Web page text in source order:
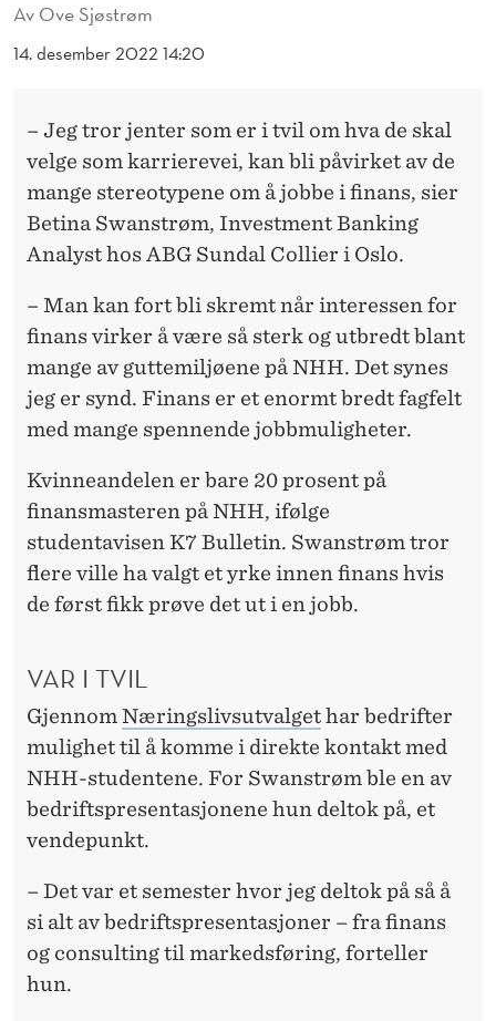
L
Av Ove Sjøstrøm
14. desember 2022 14:20
– Jeg tror jenter som er i tvil om hva de skal
velge som karrierevei, kan bli påvirket av de
mange stereotypene om å jobbe i finans, sier
Betina Swanstrøm, Investment Banking
Analyst hos ABG Sundal Collier i Oslo.
– Man kan fort bli skremt når interessen for
finans virker å være så sterk og utbredt blant
mange av guttemiljøene på NHH. Det synes
jeg er synd. Finans er et enormt bredt fagfelt
med mange spennende jobbmuligheter.
Kvinneandelen er bare 20 prosent på
finansmasteren på NHH, ifølge
studentavisen K7 Bulletin. Swanstrøm tror
flere ville ha valgt et yrke innen finans hvis
de først fikk prøve det ut i en jobb.
VAR I TVIL
Gjennom Næringslivsutvalgethar bedrifter
mulighet til å komme i direkte kontakt med
NHH-studentene. For Swanstrøm ble en av
bedriftspresentasjonene hun deltok på, et
vendepunkt.
– Det var et semester hvor jeg deltok på så å
si alt av bedriftspresentasjoner – fra finans
og consulting til markedsføring, forteller
hun.